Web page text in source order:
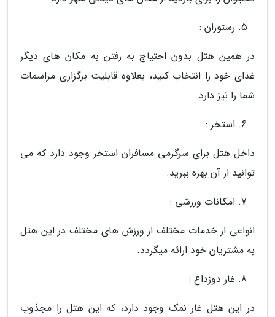
رستوران :
در همین هتل بدون احتیاج به رفتن به مکان های دیگر
غذای خود را انتخاب کنید، بعلاوه قابلیت برگزاری مراسمات
شما را نیز دارد.
استخر :
داخل هتل برای سرگرمی مسافران استخر وجود دارد که می
توانید از آن بهره ببرید.
امکانات ورزشی :
انواعی از خدمات مختلف از ورزش های مختلف در این هتل
به مشتریان خود ارائه میگردد.
غار دوزداغ :
در این هتل غار نمک وجود دارد، که این هتل را مجذوب